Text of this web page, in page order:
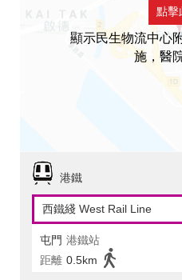
點擊
顯示民生物流中心
施，醫
港鐵
西鐵綫 West Rail Line
屯門 港鐵站
距離 0.5km